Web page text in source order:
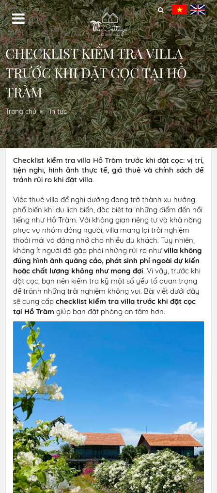
CHECKLIST KIỂM TRA VILLA
TRƯỚC KHI ĐẶT CỌC TẠI HỒ
TRÀM
Trang chủ Tin tức
Checklist kiểm tra villa Hồ Tràm trước khi đặt cọc: vị trí,
tiện nghi, hình ảnh thực tế, giá thuê và chính sách để
tránh rủi ro khi đặt villa.
Việc thuê villa để nghỉ dưỡng đang trở thành xu hướng
phổ biến khi du lịch biển, đặc biệt tại những điểm đến nổi
tiếng như Hồ Tràm. Với không gian riêng tư và khả năng
phục vụ nhóm đông người, villa mang lại trải nghiệm
thoải mái và đáng nhớ cho nhiều du khách. Tuy nhiên,
không ít người đã gặp phải những rủi ro nhưvilla không
đúng hình ảnh quảng cáo, phát sinh phí ngoài dự kiến
hoặc chất lượng không như mong đợi. Vì vậy, trước khi
đặt cọc, bạn nên kiểm tra kỹ một số yếu tố quan trọng
để tránh những trải nghiệm không vui. Bài viết dưới đây
sẽ cung cấpchecklist kiểm tra villa trước khi đặt cọc
tại Hồ Tràm giúp bạn đặt phòng an tâm hơn.